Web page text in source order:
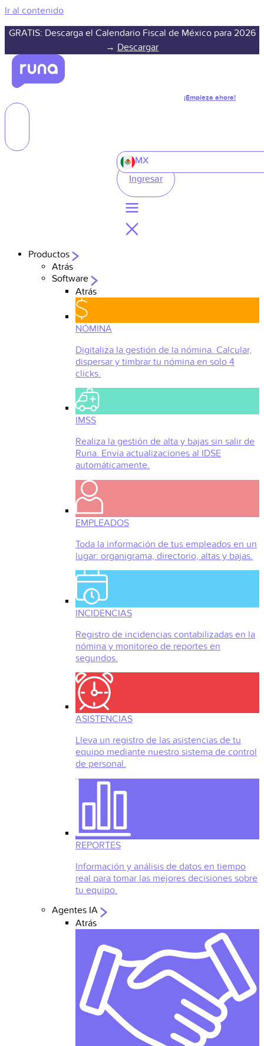
Ir al contenido
GRATIS: Descarga el Calendario Fiscal de México para 2026
→ Descargar
¡Empieza ahora!
MX
Ingresar
Productos
Atrás
Software
Atrás
NÓMINA
Digitaliza la gestión de la nómina. Calcular,
dispersar y timbrar tu nómina en solo 4
clicks.
IMSS
Realiza la gestión de alta y bajas sin salir de
Runa. Envía actualizaciones al IDSE
automáticamente.
EMPLEADOS
Toda la información de tus empleados en un
lugar: organigrama, directorio, altas y bajas.
INCIDENCIAS
Registro de incidencias contabilizadas en la
nómina y monitoreo de reportes en
segundos.
ASISTENCIAS
Lleva un registro de las asistencias de tu
equipo mediante nuestro sistema de control
de personal.
REPORTES
Información y análisis de datos en tiempo
real para tomar las mejores decisiones sobre
tu equipo.
Agentes IA
Atrás